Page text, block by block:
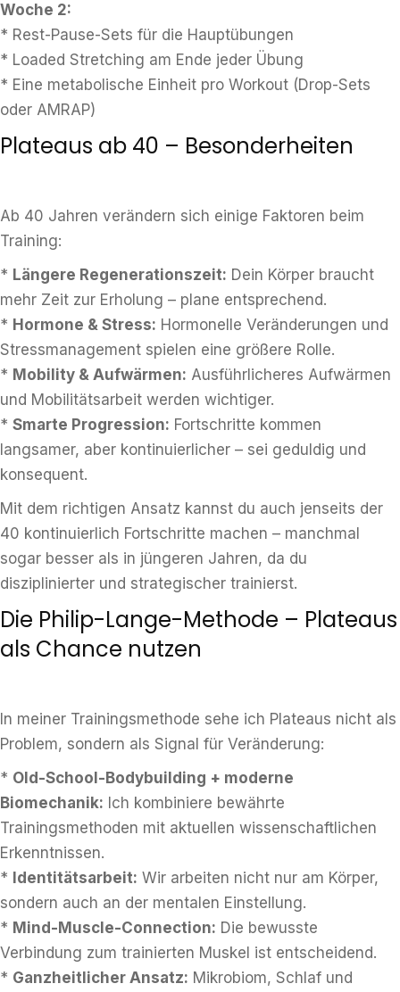
Woche 2:
* Rest-Pause-Sets für die Hauptübungen
* Loaded Stretching am Ende jeder Übung
* Eine metabolische Einheit pro Workout (Drop-Sets
oder AMRAP)
Plateaus ab 40 – Besonderheiten
Ab 40 Jahren verändern sich einige Faktoren beim
Training:
* Längere Regenerationszeit: Dein Körper braucht
mehr Zeit zur Erholung – plane entsprechend.
* Hormone & Stress: Hormonelle Veränderungen und
Stressmanagement spielen eine größere Rolle.
* Mobility & Aufwärmen: Ausführlicheres Aufwärmen
und Mobilitätsarbeit werden wichtiger.
* Smarte Progression: Fortschritte kommen
langsamer, aber kontinuierlicher – sei geduldig und
konsequent.
Mit dem richtigen Ansatz kannst du auch jenseits der
40 kontinuierlich Fortschritte machen – manchmal
sogar besser als in jüngeren Jahren, da du
disziplinierter und strategischer trainierst.
Die Philip-Lange-Methode – Plateaus
als Chance nutzen
In meiner Trainingsmethode sehe ich Plateaus nicht als
Problem, sondern als Signal für Veränderung:
* Old-School-Bodybuilding + moderne
Biomechanik: Ich kombiniere bewährte
Trainingsmethoden mit aktuellen wissenschaftlichen
Erkenntnissen.
* Identitätsarbeit: Wir arbeiten nicht nur am Körper,
sondern auch an der mentalen Einstellung.
* Mind-Muscle-Connection: Die bewusste
Verbindung zum trainierten Muskel ist entscheidend.
* Ganzheitlicher Ansatz: Mikrobiom, Schlaf und